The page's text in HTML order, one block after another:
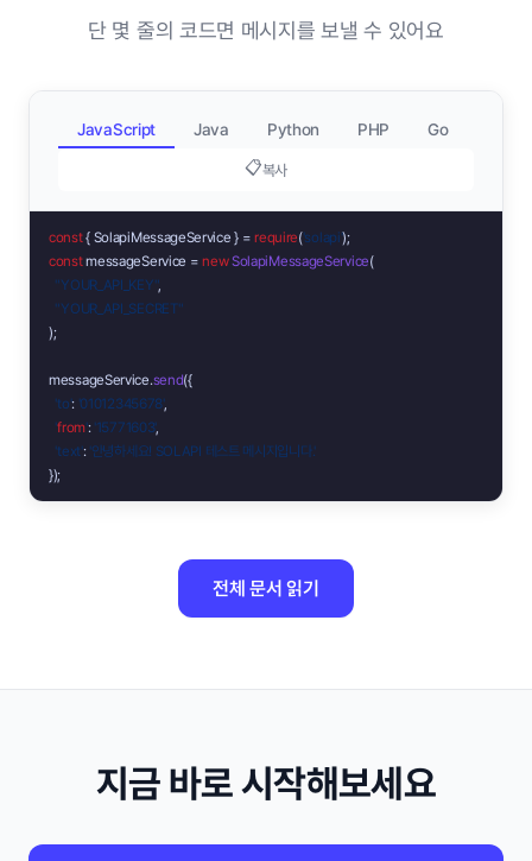
단 몇 줄의 코드면 메시지를 보낼 수 있어요
JavaScript Java Python PHP
Go
📋복사
const { SolapiMessageService } = require('solapi' );
const messageService = newSolapiMessageService(
"YOUR_API_KEY",
"YOUR_API_SECRET"
);
messageService.send({
'to': '01012345678',
'from': '15771603',
'text': '안녕하세요! SOLAPI 테스트 메시지입니다.'
});
전체 문서 읽기
지금 바로 시작해보세요